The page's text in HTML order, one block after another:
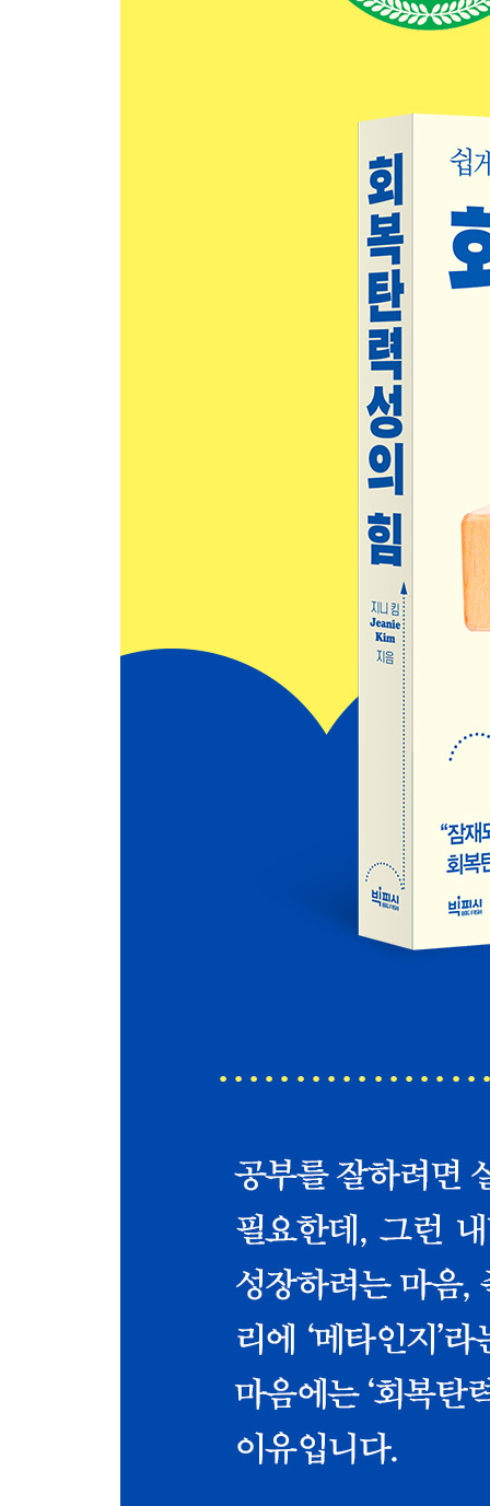
공부와 연결하기: 동기부여와 목표 설정
운동과 연결하기: 뛰어놀며 배우는 것
나 자신과 연결하기: 나를 알고 삶을 즐겨라